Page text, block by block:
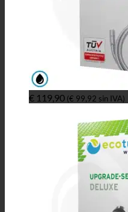
€ 119,90 (€ 99,92 sin IVA)